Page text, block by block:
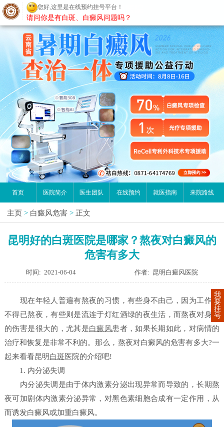
昆明白癜风医院
首页 医院简介 医生团队 在线预约 就医指南 来院路线
主页 > 白癜风危害 > 正文
昆明好的白斑医院是哪家？熬夜对白癜风的
危害有多大
时间: 2021-06-04 作者: 昆明白癜风医院
现在年轻人普遍有熬夜的习惯，有些身不由己，因为工作迫
不得已熬夜，有些则是流连于灯红酒绿的夜生活，而熬夜对身体
的伤害是很大的，尤其是白癜风患者，如果长期如此，对病情的
治疗和恢复是非常不利的。那么，熬夜对白癜风的危害有多大?一
起来看看昆明白斑 医院的介绍吧!
1. 内分泌失调
内分泌失调是由于体内激素分泌出现异常而导致的，长期熬
夜可加剧体内激素分泌异常，对黑色素细胞合成有一定作用，从
而诱发白癜风或加重白癜风。
我
要
挂
号
您好,这里是在线预约挂号平台！
请问你是有白斑、白癜风问题吗？